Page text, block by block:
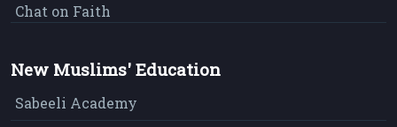
Chat on Faith
New Muslims' Education
Sabeeli Academy